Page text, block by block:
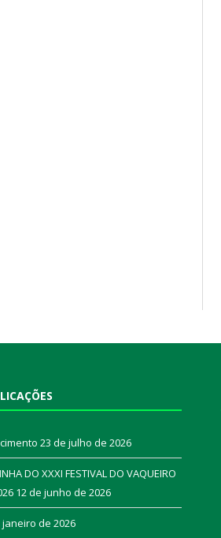
23 de julho de 2026
DO XXXI FESTIVAL DO VAQUEIRO
12 de junho de 2026
janeiro de 2026